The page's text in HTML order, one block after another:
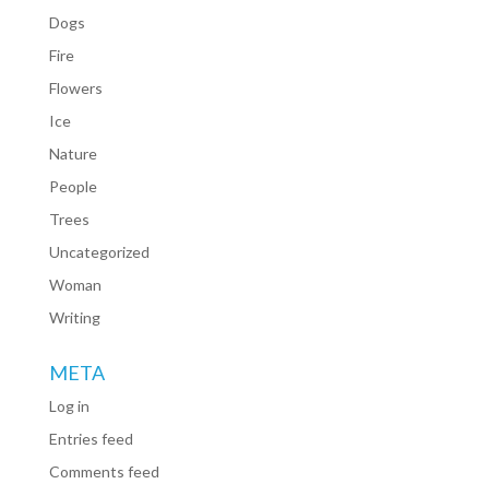
Dogs
Fire
Flowers
Ice
Nature
People
Trees
Uncategorized
Woman
Writing
META
Log in
Entries feed
Comments feed